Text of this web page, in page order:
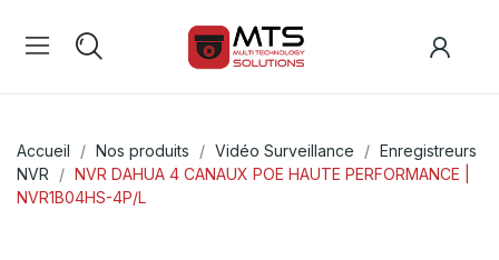
Accueil Nos produits Vidéo Surveillance
Enregistreurs
NVR
NVR DAHUA 4 CANAUX POE HAUTE PERFORMANCE |
NVR1B04HS-4P/L